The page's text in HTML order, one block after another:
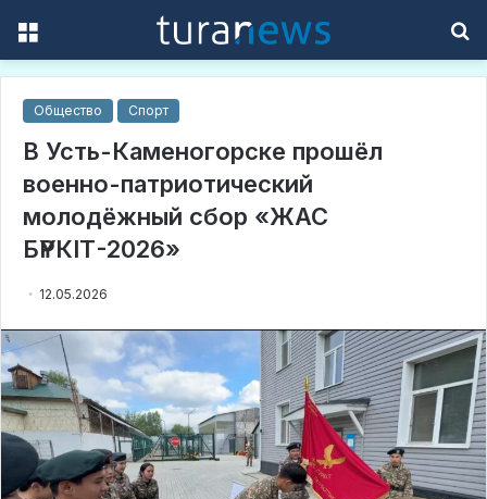
Общество Спорт
В Усть-Каменогорске прошёл
военно-патриотический
молодёжный сбор «ЖАС
БҮРКІТ-2026»
12.05.2026